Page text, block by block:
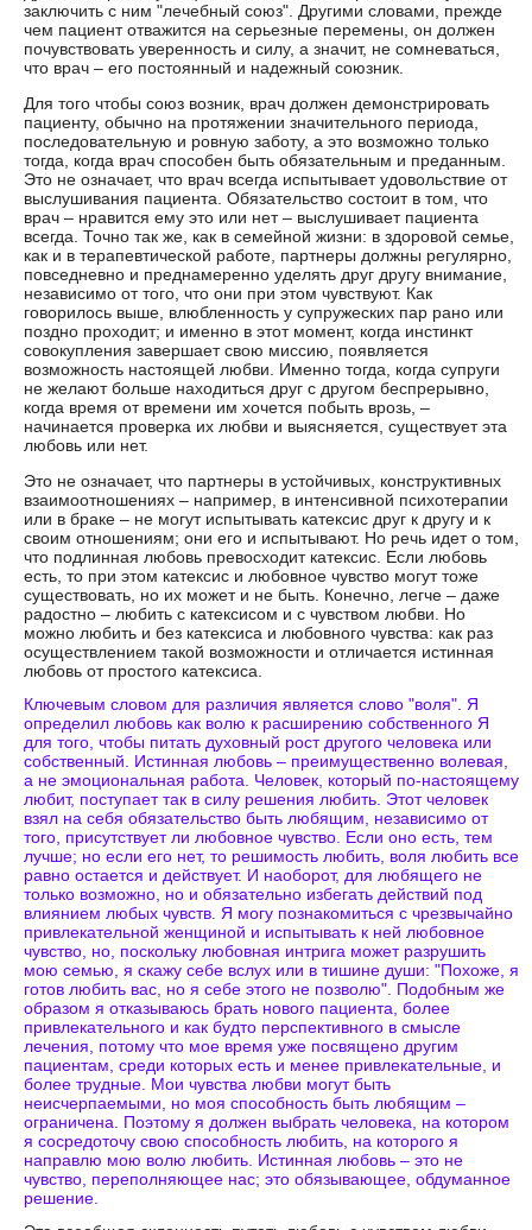
заключить с ним "лечебный союз". Другими словами, прежде
чем пациент отважится на серьезные перемены, он должен
почувствовать уверенность и силу, а значит, не сомневаться,
что врач – его постоянный и надежный союзник.
Для того чтобы союз возник, врач должен демонстрировать
пациенту, обычно на протяжении значительного периода,
последовательную и ровную заботу, а это возможно только
тогда, когда врач способен быть обязательным и преданным.
Это не означает, что врач всегда испытывает удовольствие от
выслушивания пациента. Обязательство состоит в том, что
врач – нравится ему это или нет – выслушивает пациента
всегда. Точно так же, как в семейной жизни: в здоровой семье,
как и в терапевтической работе, партнеры должны регулярно,
повседневно и преднамеренно уделять друг другу внимание,
независимо от того, что они при этом чувствуют. Как
говорилось выше, влюбленность у супружеских пар рано или
поздно проходит; и именно в этот момент, когда инстинкт
совокупления завершает свою миссию, появляется
возможность настоящей любви. Именно тогда, когда супруги
не желают больше находиться друг с другом беспрерывно,
когда время от времени им хочется побыть врозь, –
начинается проверка их любви и выясняется, существует эта
любовь или нет.
Это не означает, что партнеры в устойчивых, конструктивных
взаимоотношениях – например, в интенсивной психотерапии
или в браке – не могут испытывать катексис друг к другу и к
своим отношениям; они его и испытывают. Но речь идет о том,
что подлинная любовь превосходит катексис. Если любовь
есть, то при этом катексис и любовное чувство могут тоже
существовать, но их может и не быть. Конечно, легче – даже
радостно – любить с катексисом и с чувством любви. Но
можно любить и без катексиса и любовного чувства: как раз
осуществлением такой возможности и отличается истинная
любовь от простого катексиса.
Ключевым словом для различия является слово "воля". Я
определил любовь как волю к расширению собственного Я
для того, чтобы питать духовный рост другого человека или
собственный. Истинная любовь – преимущественно волевая,
а не эмоциональная работа. Человек, который по-настоящему
любит, поступает так в силу решения любить. Этот человек
взял на себя обязательство быть любящим, независимо от
того, присутствует ли любовное чувство. Если оно есть, тем
лучше; но если его нет, то решимость любить, воля любить все
равно остается и действует. И наоборот, для любящего не
только возможно, но и обязательно избегать действий под
влиянием любых чувств. Я могу познакомиться с чрезвычайно
привлекательной женщиной и испытывать к ней любовное
чувство, но, поскольку любовная интрига может разрушить
мою семью, я скажу себе вслух или в тишине души: "Похоже, я
готов любить вас, но я себе этого не позволю". Подобным же
образом я отказываюсь брать нового пациента, более
привлекательного и как будто перспективного в смысле
лечения, потому что мое время уже посвящено другим
пациентам, среди которых есть и менее привлекательные, и
более трудные. Мои чувства любви могут быть
неисчерпаемыми, но моя способность быть любящим –
ограничена. Поэтому я должен выбрать человека, на котором
я сосредоточу свою способность любить, на которого я
направлю мою волю любить. Истинная любовь – это не
чувство, переполняющее нас; это обязывающее, обдуманное
решение.